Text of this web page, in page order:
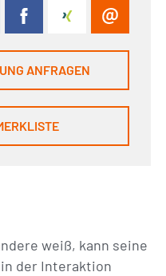
ANFRAGEN
weiß, kann seine
der Interaktion